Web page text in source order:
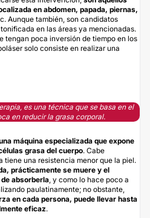
en abdomen, papada, piernas,
Aunque también, son candidatos
en las áreas ya mencionadas.
tengan poca inversión de tiempo en los
solo consiste en realizar una
es una técnica que se basa en el
en reducir la grasa corporal.
máquina especializada que expone
grasa del cuerpo. Cabe
tiene una resistencia menor que la piel.
prácticamente se muere y el
absorberla, y como lo hace poco a
paulatinamente; no obstante,
en cada persona, puede llevar hasta
eficaz.